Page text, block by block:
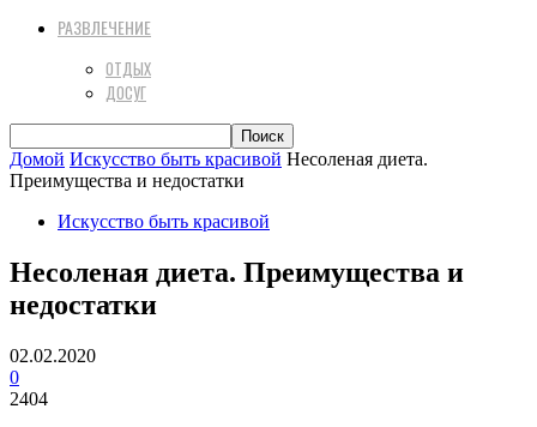
РАЗВЛЕЧЕНИЕ
ОТДЫХ
ДОСУГ
Домой Искусство быть красивой Несоленая диета.
Преимущества и недостатки
Искусство быть красивой
Несоленая диета. Преимущества и
недостатки
02.02.2020
0
2404